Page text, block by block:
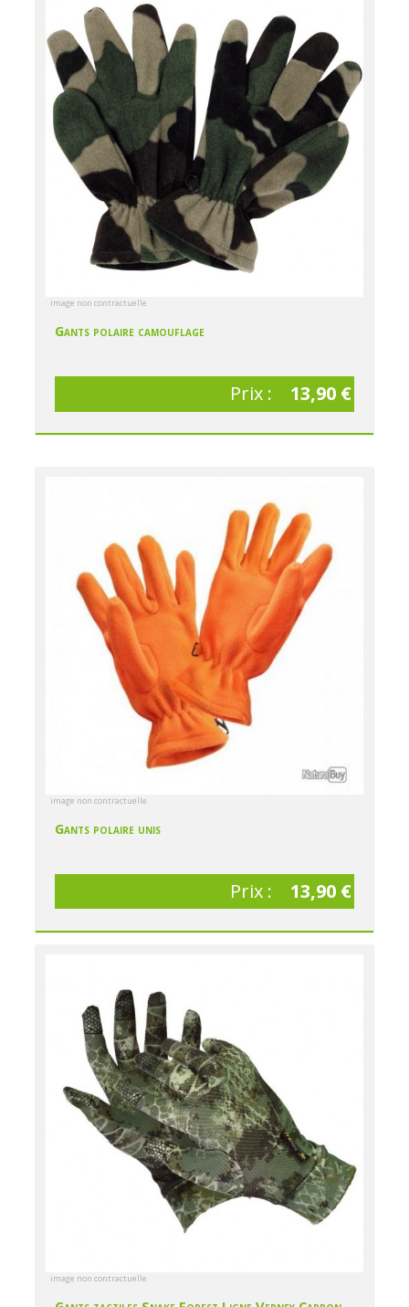
image non contractuelle
Gants polaire camouflage
Prix : 13,90 €
image non contractuelle
Gants polaire unis
Prix : 13,90 €
image non contractuelle